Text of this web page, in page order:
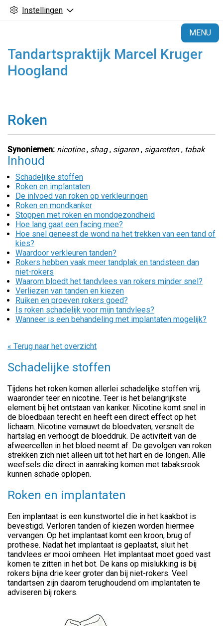
Instellingen
MENU
Tandartspraktijk Marcel Kruger
Hoogland
Roken
Synoniemen: nicotine, shag, sigaren, sigaretten, tabak
Inhoud
Schadelijke stoffen
Roken en implantaten
De inlvoed van roken op verkleuringen
Roken en mondkanker
Stoppen met roken en mondgezondheid
Hoe lang gaat een facing mee?
Hoe snel geneest de wond na het trekken van een tand of
kies?
Waardoor verkleuren tanden?
Rokers hebben vaak meer tandplak en tandsteen dan
niet-rokers
Waarom bloedt het tandvlees van rokers minder snel?
Verliezen van tanden en kiezen
Ruiken en proeven rokers goed?
Is roken schadelijk voor mijn tandvlees?
Wanneer is een behandeling met implantaten mogelijk?
« Terug naar het overzicht
Schadelijke stoffen
Tijdens het roken komen allerlei schadelijke stoffen vrij,
waaronder teer en nicotine. Teer is het belangrijkste
element bij het ontstaan van kanker. Nicotine komt snel in
de bloedbaan terecht en heeft een direct effect op het
lichaam. Nicotine vernauwt de bloedvaten, versnelt de
hartslag en verhoogt de bloeddruk. De activiteit van de
afweercellen in het bloed neemt af. De gevolgen van roken
strekken zich niet alleen uit tot het hart en de longen. Alle
weefsels die direct in aanraking komen met tabaksrook
kunnen schade oplopen.
Roken en implantaten
Een implantaat is een kunstwortel die in het kaakbot is
bevestigd. Verloren tanden of kiezen worden hiermee
vervangen. Op het implantaat komt een kroon, brug of
prothese. Nadat het implantaat is geplaatst, sluit het
tandvlees er mooi omheen. Het implantaat moet goed vast
komen te zitten in het bot. De kans op mislukking is bij
rokers bijna drie keer groter dan bij niet-rokers. Veel
tandartsen zijn daarom terughoudend om implantaten te
adviseren bij rokers.